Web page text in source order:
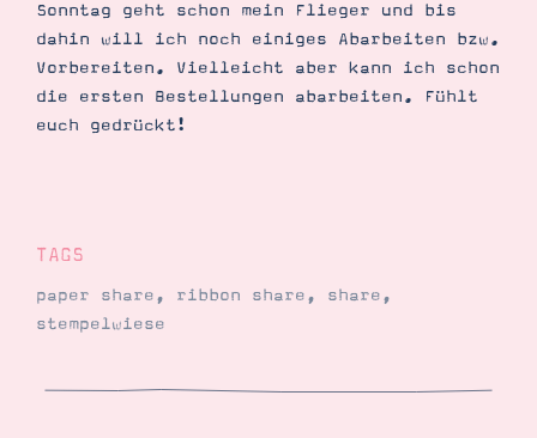
Sonntag geht schon mein Flieger und bis
dahin will ich noch einiges Abarbeiten bzw.
Vorbereiten. Vielleicht aber kann ich schon
die ersten Bestellungen abarbeiten. Fühlt
euch gedrückt!
TAGS
paper share, ribbon share, share,
stempelwiese